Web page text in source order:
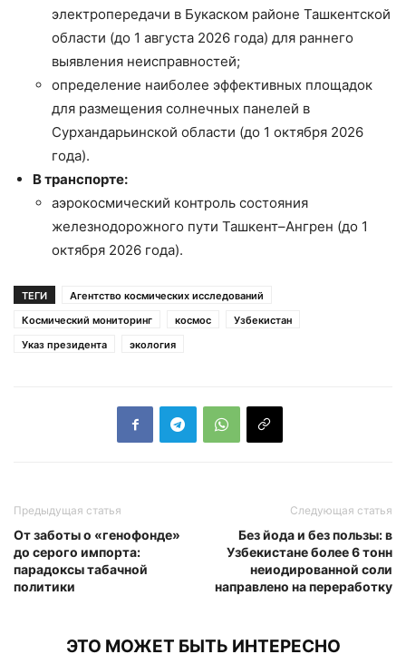
электропередачи в Букаском районе Ташкентской
области (до 1 августа 2026 года) для раннего
выявления неисправностей;
определение наиболее эффективных площадок
для размещения солнечных панелей в
Сурхандарьинской области (до 1 октября 2026
года).
В транспорте:
аэрокосмический контроль состояния
железнодорожного пути Ташкент–Ангрен (до 1
октября 2026 года).
ТЕГИ
Агентство космических исследований
Космический мониторинг
космос
Узбекистан
Указ президента
экология
Предыдущая статья
От заботы о «генофонде»
до серого импорта:
парадоксы табачной
политики
Следующая статья
Без йода и без пользы: в
Узбекистане более 6 тонн
неиодированной соли
направлено на переработку
ЭТО МОЖЕТ БЫТЬ ИНТЕРЕСНО